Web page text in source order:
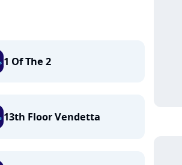
1 Of The 2
13th Floor Vendetta